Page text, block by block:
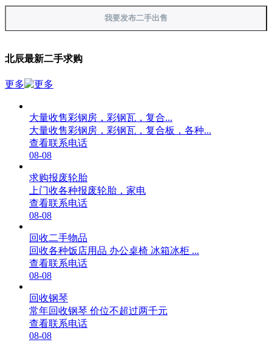
我要发布二手出售
北辰最新二手求购
更多
大量收售彩钢房，彩钢瓦，复合...
大量收售彩钢房，彩钢瓦，复合板，各种...
查看联系电话
08-08
求购报废轮胎
上门收各种报废轮胎，家电
查看联系电话
08-08
回收二手物品
回收各种饭店用品 办公桌椅 冰箱冰柜 ...
查看联系电话
08-08
回收钢琴
常年回收钢琴 价位不超过两千元
查看联系电话
08-08